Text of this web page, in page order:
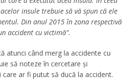
insule trebuie să vă spun că ele
Din anul 2015 în zona respectivă
accident cu victimă”.
atunci când merg la accidente cu
să noteze în cercetare și
ar fi putut să ducă la accident.